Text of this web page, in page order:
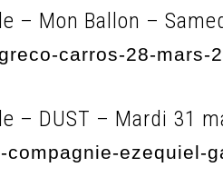
– Mon Ballon –
carros-28-mars-
– DUST – Mardi 31
compagnie-ezequiel-